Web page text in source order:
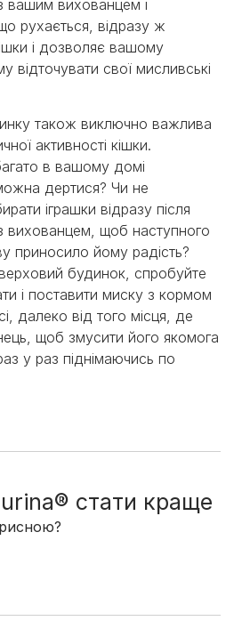
вашим вихованцем і
рухається, відразу ж
і дозволяє вашому
відточувати свої мисливські
також виключно важлива
активності кішки.
в вашому домі
дертися? Чи не
іграшки відразу після
вихованцем, щоб наступного
приносило йому радість?
будинок, спробуйте
і поставити миску з кормом
далеко від того місця, де
щоб змусити його якомога
у раз піднімаючись по
стати краще